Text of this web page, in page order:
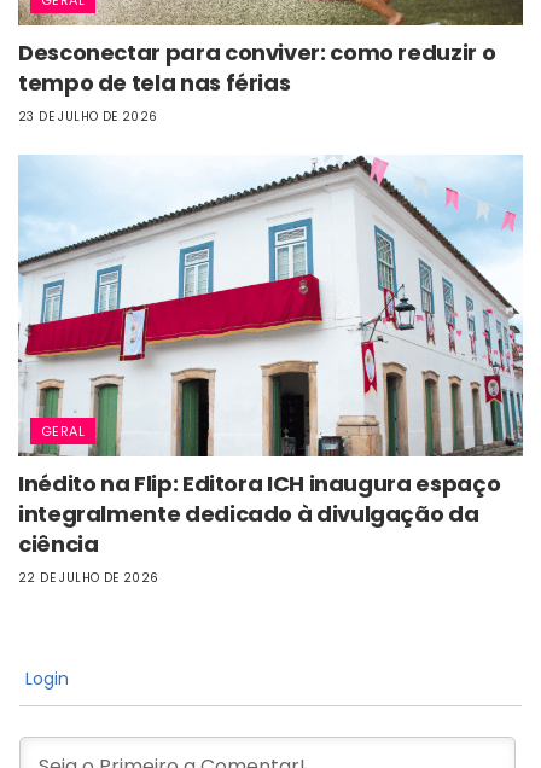
Desconectar para conviver: como reduzir o
tempo de tela nas férias
23 DE JULHO DE 2026
GERAL
Inédito na Flip: Editora ICH inaugura espaço
integralmente dedicado à divulgação da
ciência
22 DE JULHO DE 2026
Login